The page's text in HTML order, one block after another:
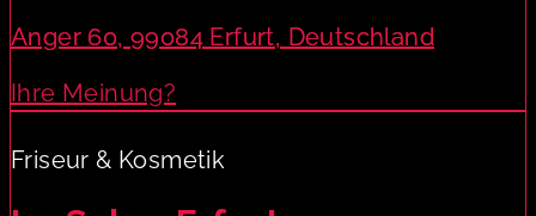
Anger 60, 99084 Erfurt, Deutschland
Ihre Meinung?
Friseur & Kosmetik